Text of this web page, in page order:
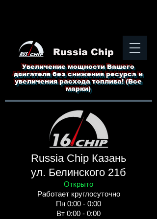
Увеличение мощности Вашего
двигателя без снижения ресурса и
увеличения расхода топлива! (Все
марки)
Russia Chip
Russia Chip Казань
ул. Белинского 21б
Открыто
Работает круглосуточно
Пн 0:00 - 0:00
Вт 0:00 - 0:00